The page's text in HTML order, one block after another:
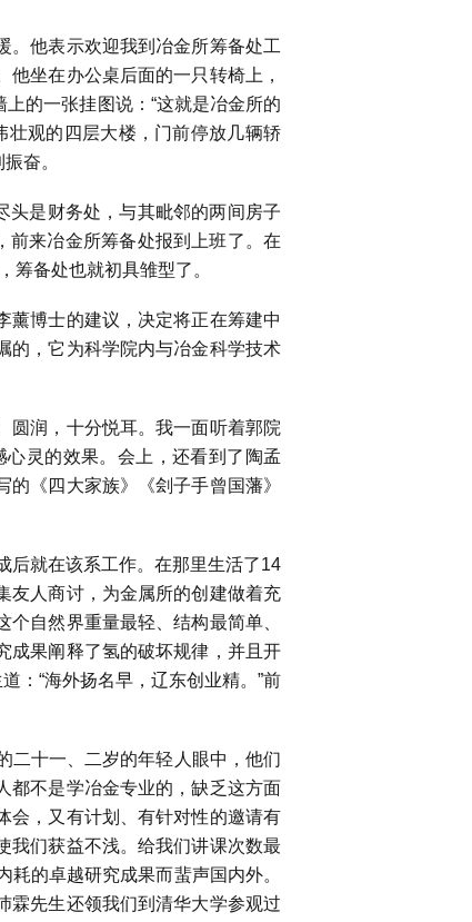
他表示欢迎我到冶金所筹备处工
坐在办公桌后面的一只转椅上，
的一张挂图说：“这就是冶金所的
壮观的四层大楼，门前停放几辆轿
奋。
头是财务处，与其毗邻的两间房子
前来冶金所筹备处报到上班了。在
筹备处也就初具雏型了。
博士的建议，决定将正在筹建中
的，它为科学院内与冶金科学技术
润，十分悦耳。我一面听着郭院
灵的效果。会上，还看到了陶孟
《四大家族》《刽子手曾国藩》
后就在该系工作。在那里生活了14
友人商讨，为金属所的创建做着充
自然界重量最轻、结构最简单、
成果阐释了氢的破坏规律，并且开
：“海外扬名早，辽东创业精。”前
二十一、二岁的年轻人眼中，他们
都不是学冶金专业的，缺乏这方面
会，又有计划、有针对性的邀请有
我们获益不浅。给我们讲课次数最
耗的卓越研究成果而蜚声国内外。
霖先生还领我们到清华大学参观过